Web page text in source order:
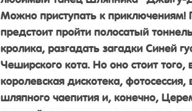
Можно приступать к приключениям!
предстоит пройти полосатый
кролика, разгадать загадки Синей
Чеширского кота. Но оно стоит
королевская дискотека,
шляпного чаепития и, конечно,